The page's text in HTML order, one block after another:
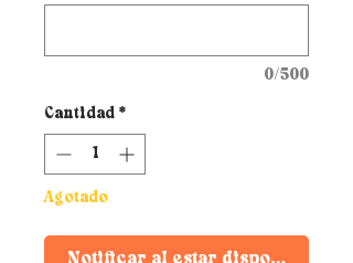
0/500
Cantidad *
Agotado
Notificar al estar disponible